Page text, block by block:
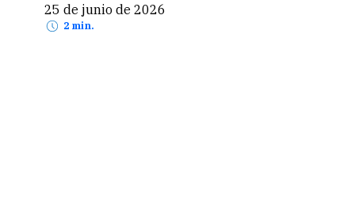
25 de junio de 2026
2 min.